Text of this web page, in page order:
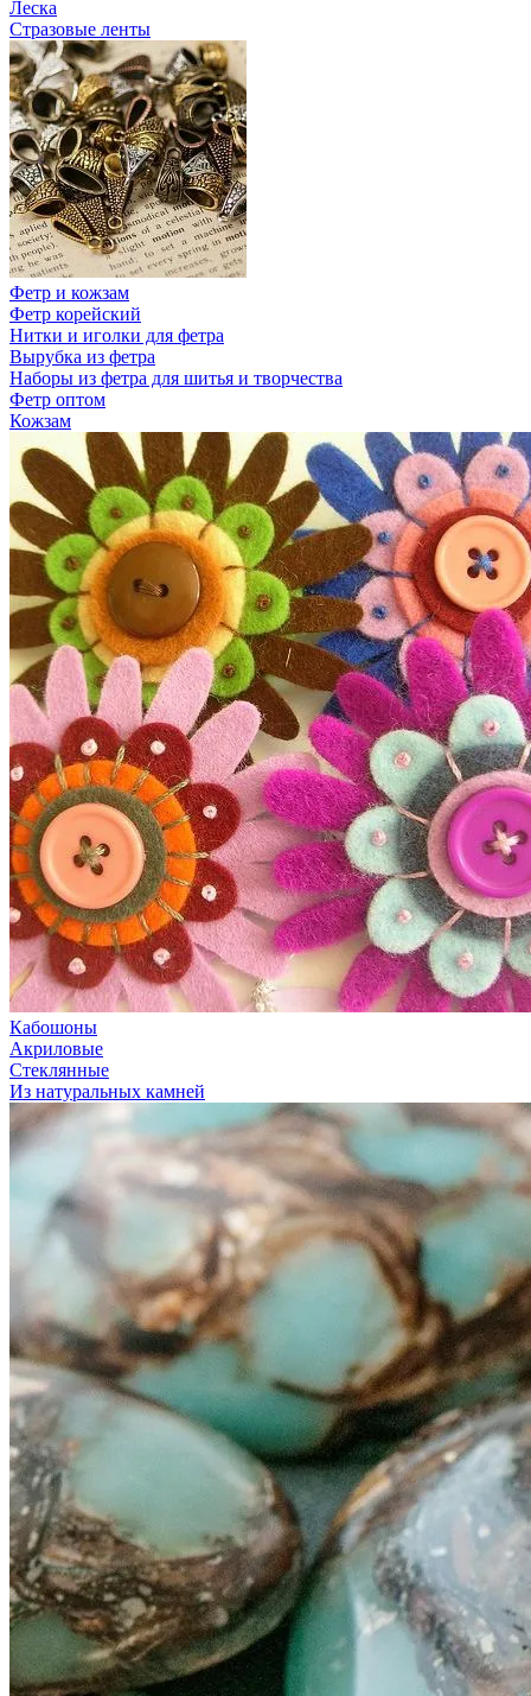
Леска
Стразовые ленты
Фетр и кожзам
Фетр корейский
Нитки и иголки для фетра
Вырубка из фетра
Наборы из фетра для шитья и творчества
Фетр оптом
Кожзам
Кабошоны
Акриловые
Стеклянные
Из натуральных камней